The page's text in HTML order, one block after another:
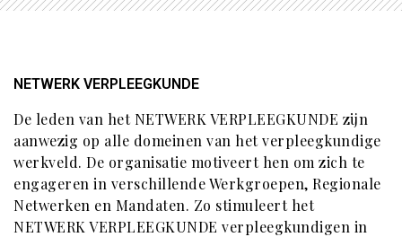
NETWERK VERPLEEGKUNDE
De leden van het NETWERK VERPLEEGKUNDE zijn
aanwezig op alle domeinen van het verpleegkundige
werkveld. De organisatie motiveert hen om zich te
engageren in verschillende Werkgroepen, Regionale
Netwerken en Mandaten. Zo stimuleert het
NETWERK VERPLEEGKUNDE verpleegkundigen in